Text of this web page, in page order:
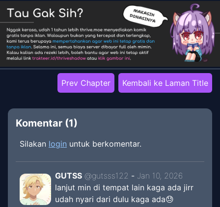
Prev Chapter Kembali ke Laman Title
Komentar (1)
Silakan login untuk berkomentar.
GUTSS @gutsss122 - Jan 10, 2026
lanjut min di tempat lain kaga ada jirr
udah nyari dari dulu kaga ada😓